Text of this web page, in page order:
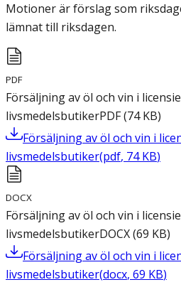
Motioner är förslag som
lämnat till riksdagen.
PDF
Försäljning av öl och vin i
livsmedelsbutikerPDF(74 KB)
Försäljning av öl och vin i
livsmedelsbutiker(pdf, 74 KB)
DOCX
Försäljning av öl och vin i
livsmedelsbutikerDOCX(69 KB)
Försäljning av öl och vin i
livsmedelsbutiker(docx, 69 KB)